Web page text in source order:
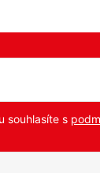
souhlasíte s